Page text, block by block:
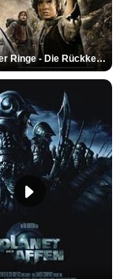
Der Herr der Ringe - Die Rückkehr des Königs Trailer OV